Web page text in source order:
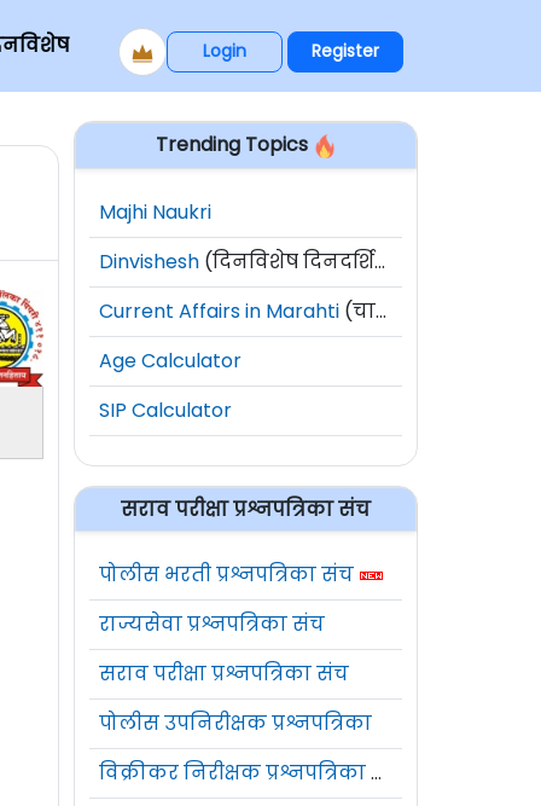
Login Register
Trending Topics
Majhi Naukri
Dinvishesh (दिनविशेष दिनदर्शिका)
Current Affairs in Marahti (चालू घडामोडी)
Age Calculator
SIP Calculator
सराव परीक्षा प्रश्नपत्रिका संच
पोलीस भरती प्रश्नपत्रिका संच
राज्यसेवा प्रश्नपत्रिका संच
सराव परीक्षा प्रश्नपत्रिका संच
पोलीस उपनिरीक्षक प्रश्नपत्रिका
विक्रीकर निरीक्षक प्रश्नपत्रिका संच